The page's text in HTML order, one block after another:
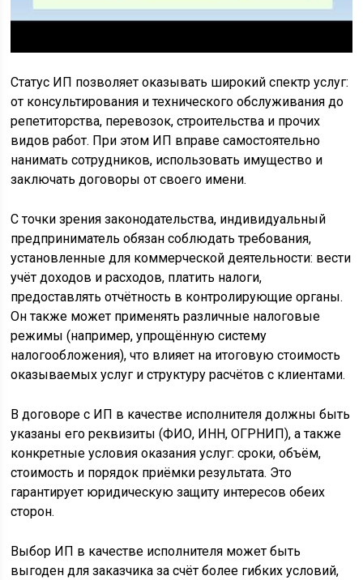
Статус ИП позволяет оказывать широкий спектр услуг:
от консультирования и технического обслуживания до
репетиторства, перевозок, строительства и прочих
видов работ. При этом ИП вправе самостоятельно
нанимать сотрудников, использовать имущество и
заключать договоры от своего имени.
С точки зрения законодательства, индивидуальный
предприниматель обязан соблюдать требования,
установленные для коммерческой деятельности: вести
учёт доходов и расходов, платить налоги,
предоставлять отчётность в контролирующие органы.
Он также может применять различные налоговые
режимы (например, упрощённую систему
налогообложения), что влияет на итоговую стоимость
оказываемых услуг и структуру расчётов с клиентами.
В договоре с ИП в качестве исполнителя должны быть
указаны его реквизиты (ФИО, ИНН, ОГРНИП), а также
конкретные условия оказания услуг: сроки, объём,
стоимость и порядок приёмки результата. Это
гарантирует юридическую защиту интересов обеих
сторон.
Выбор ИП в качестве исполнителя может быть
выгоден для заказчика за счёт более гибких условий,